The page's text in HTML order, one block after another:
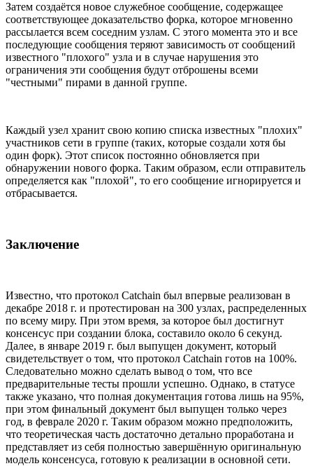
Затем создаётся новое служебное сообщение, содержащее
соответствующее доказательство форка, которое мгновенно
рассылается всем соседним узлам. С этого момента это и все
последующие сообщения теряют зависимость от сообщений
известного "плохого" узла и в случае нарушения это
ограничения эти сообщения будут отброшены всеми
"честными" пирами в данной группе.
Каждый узел хранит свою копию списка известных "плохих"
участников сети в группе (таких, которые создали хотя бы
один форк). Этот список постоянно обновляется при
обнаружении нового форка. Таким образом, если отправитель
определяется как "плохой", то его сообщение игнорируется и
отбрасывается.
Заключение
Известно, что протокол Catchain был впервые реализован в
декабре 2018 г. и протестирован на 300 узлах, распределенных
по всему миру. При этом время, за которое был достигнут
консенсус при создании блока, составило около 6 секунд.
Далее, в январе 2019 г. был выпущен документ, который
свидетельствует о том, что протокол Catchain готов на 100%.
Следовательно можно сделать вывод о том, что все
предварительные тесты прошли успешно. Однако, в статусе
также указано, что полная документация готова лишь на 95%,
при этом финальный документ был выпущен только через
год, в феврале 2020 г. Таким образом можно предположить,
что теоретическая часть достаточно детально проработана и
представляет из себя полностью завершённую оригинальную
модель консенсуса, готовую к реализации в основной сети.